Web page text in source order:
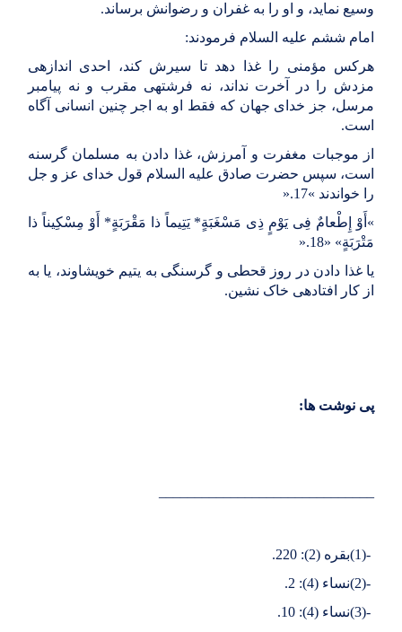
وسیع نماید، و او را به غفران و رضوانش برساند.
امام ششم علیه السلام فرمودند:
هرکس مؤمنى را غذا دهد تا سیرش کند، احدى اندازه‏ى
مزدش را در آخرت نداند، نه فرشته‏ى مقرب و نه پیامبر
مرسل، جز خداى جهان که فقط او به اجر چنین انسانى آگاه
است.
از موجبات مغفرت و آمرزش، غذا دادن به مسلمان گرسنه
است، سپس حضرت صادق علیه السلام قول خداى عز و جل
را خواندند «
17
».
« أَوْ إِطْعامٌ فِی یَوْمٍ ذِی مَسْغَبَةٍ* یَتِیماً ذا مَقْرَبَةٍ* أَوْ مِسْکِیناً ذا
مَتْرَبَةٍ» «
18
».
یا غذا دادن در روز قحطى و گرسنگى به یتیم خویشاوند، یا به
از کار افتاده‏ى خاک نشین.
پی نوشت ها:
(1)-بقره (2): 220
.
(2)-نساء (4): 2
.
(3)-نساء (4): 10
.